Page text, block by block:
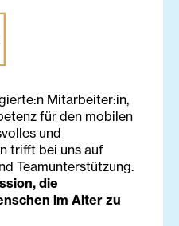
Mitarbeiter:in,
für den mobilen
und
trifft bei uns auf
Teamunterstützung.
die
im Alter zu